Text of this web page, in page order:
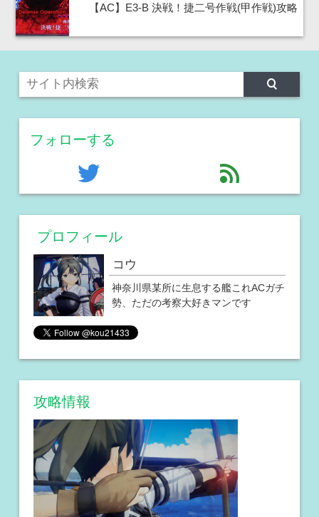
【AC】E3-B 決戦！捷二号作戦(甲作戦)攻略
フォローする
twitter feed
プロフィール
コウ
神奈川県某所に生息する艦これACガチ
勢、ただの考察大好きマンです
攻略情報